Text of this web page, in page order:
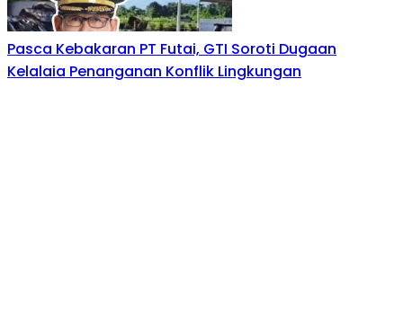
Pasca Kebakaran PT Futai, GTI Soroti Dugaan
Kelalaia Penanganan Konflik Lingkungan